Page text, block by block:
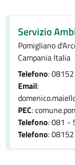
Servizio
Pomigliano
Campania Italia
Telefono:
Email:
PEC:
Telefono: 081 -
Telefono: